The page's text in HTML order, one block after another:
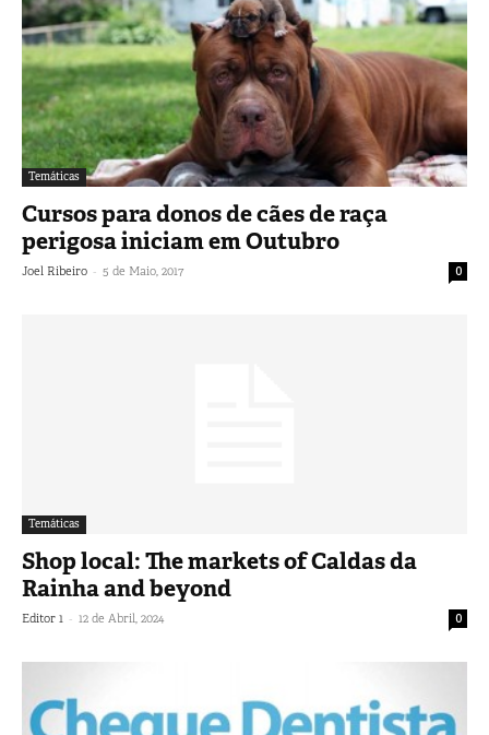
Temáticas
Cursos para donos de cães de raça
perigosa iniciam em Outubro
Joel Ribeiro - 5 de Maio, 2017 0
Temáticas
Shop local: The markets of Caldas da
Rainha and beyond
Editor 1 - 12 de Abril, 2024 0